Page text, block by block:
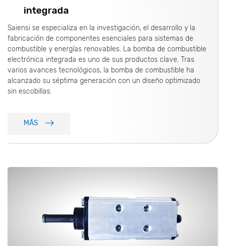
integrada
Saiensi se especializa en la investigación, el desarrollo y la
fabricación de componentes esenciales para sistemas de
combustible y energías renovables. La bomba de combustible
electrónica integrada es uno de sus productos clave. Tras
varios avances tecnológicos, la bomba de combustible ha
alcanzado su séptima generación con un diseño optimizado
sin escobillas.
MÁS